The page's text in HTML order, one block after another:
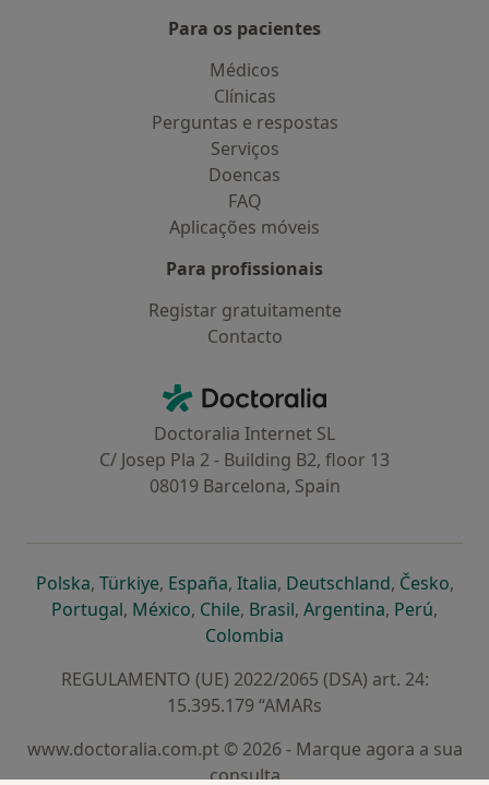
Para os pacientes
Médicos
Clínicas
Perguntas e respostas
Serviços
Doencas
FAQ
Aplicações móveis
Para profissionais
Registar gratuitamente
Contacto
Doctoralia - Homepage
Doctoralia Internet SL
C/ Josep Pla 2 - Building B2, floor 13
08019 Barcelona, Spain
Polskaabre num novo separador
, Türkiyeabre num novo separador
, Españaabre num novo separador
, Italiaabre num novo
, Deutschlandabre num
, Česko,
Portugalabre num novo separador
, Méxicoabre num novo separador
, Chileabre num novo separador
, Brasilabre num novo
, Argentinaabre num
, Perúabre
,
Colombia
REGULAMENTO (UE) 2022/2065 (DSA) art. 24:
15.395.179 “AMARs
www.doctoralia.com.pt © 2026 - Marque agora a sua
consulta